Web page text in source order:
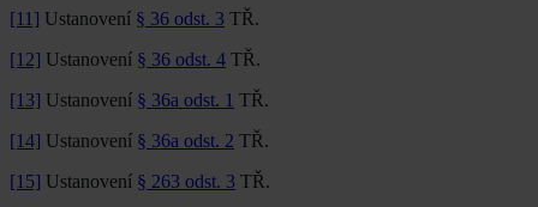
[11] Ustanovení § 36 odst. 3 TŘ.
[12] Ustanovení § 36 odst. 4 TŘ.
[13] Ustanovení § 36a odst. 1 TŘ.
[14] Ustanovení § 36a odst. 2 TŘ.
[15] Ustanovení § 263 odst. 3 TŘ.